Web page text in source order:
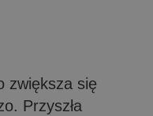
zwiększa się
Przyszła